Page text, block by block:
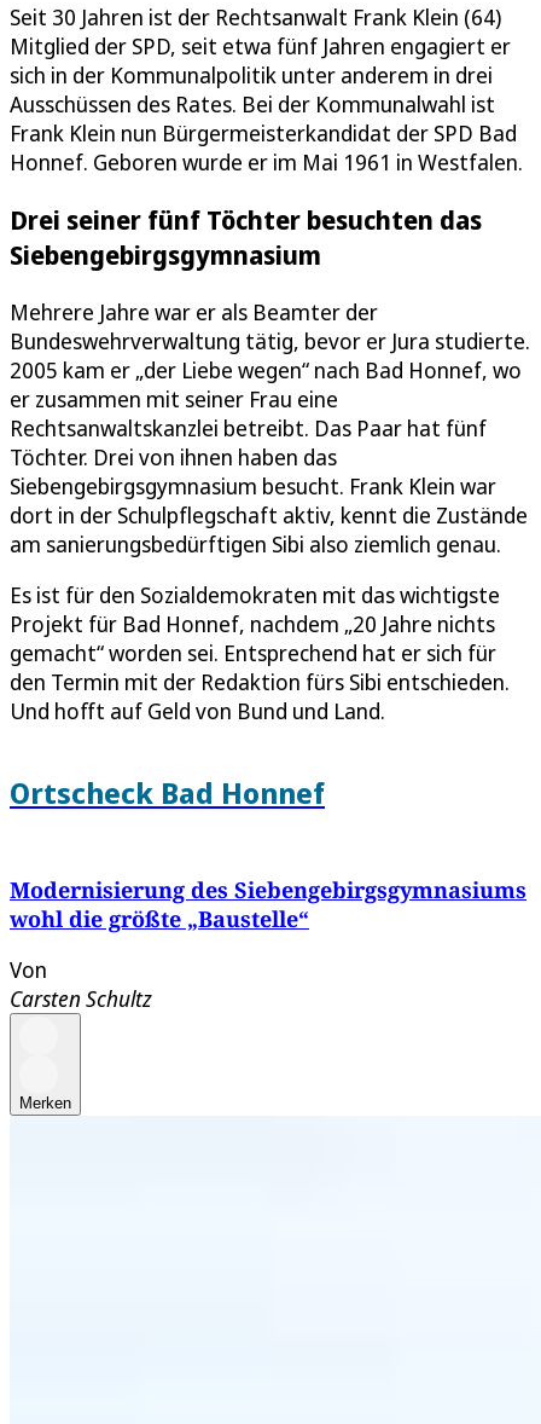
Seit 30 Jahren ist der Rechtsanwalt Frank Klein (64)
Mitglied der SPD, seit etwa fünf Jahren engagiert er
sich in der Kommunalpolitik unter anderem in drei
Ausschüssen des Rates. Bei der Kommunalwahl ist
Frank Klein nun Bürgermeisterkandidat der SPD Bad
Honnef. Geboren wurde er im Mai 1961 in Westfalen.
Drei seiner fünf Töchter besuchten das
Siebengebirgsgymnasium
Mehrere Jahre war er als Beamter der
Bundeswehrverwaltung tätig, bevor er Jura studierte.
2005 kam er „der Liebe wegen“ nach Bad Honnef, wo
er zusammen mit seiner Frau eine
Rechtsanwaltskanzlei betreibt. Das Paar hat fünf
Töchter. Drei von ihnen haben das
Siebengebirgsgymnasium besucht. Frank Klein war
dort in der Schulpflegschaft aktiv, kennt die Zustände
am sanierungsbedürftigen Sibi also ziemlich genau.
Es ist für den Sozialdemokraten mit das wichtigste
Projekt für Bad Honnef, nachdem „20 Jahre nichts
gemacht“ worden sei. Entsprechend hat er sich für
den Termin mit der Redaktion fürs Sibi entschieden.
Und hofft auf Geld von Bund und Land.
Ortscheck Bad Honnef
Modernisierung des Siebengebirgsgymnasiums
wohl die größte „Baustelle“
Von
Carsten Schultz
Merken